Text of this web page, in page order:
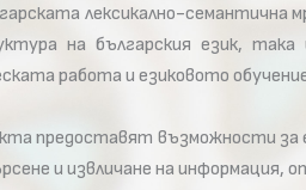
лексикално-семантична
на българския език,
работа и езиковото
предоставят възможности за
и извличане на информация,